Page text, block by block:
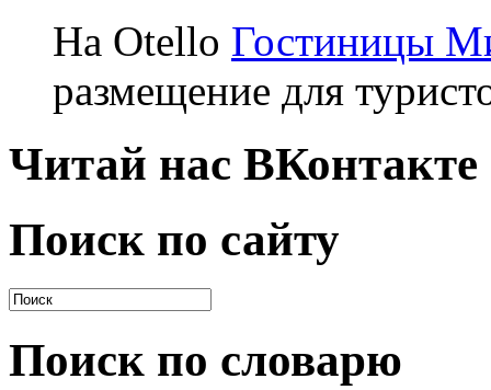
На Otello Гостиницы
размещение для
Читай нас ВКонтакте
Поиск по сайту
Поиск по словарю